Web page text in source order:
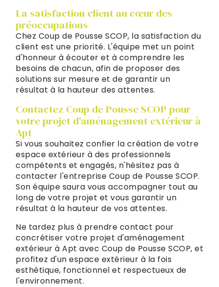
La satisfaction client au cœur des
préoccupations
Chez Coup de Pousse SCOP, la satisfaction du
client est une priorité. L'équipe met un point
d'honneur à écouter et à comprendre les
besoins de chacun, afin de proposer des
solutions sur mesure et de garantir un
résultat à la hauteur des attentes.
Contactez Coup de Pousse SCOP pour
votre projet d'aménagement extérieur à
Apt
Si vous souhaitez confier la création de votre
espace extérieur à des professionnels
compétents et engagés, n'hésitez pas à
contacter l'entreprise Coup de Pousse SCOP.
Son équipe saura vous accompagner tout au
long de votre projet et vous garantir un
résultat à la hauteur de vos attentes.
Ne tardez plus à prendre contact pour
concrétiser votre projet d'aménagement
extérieur à Apt avec Coup de Pousse SCOP, et
profitez d'un espace extérieur à la fois
esthétique, fonctionnel et respectueux de
l'environnement.